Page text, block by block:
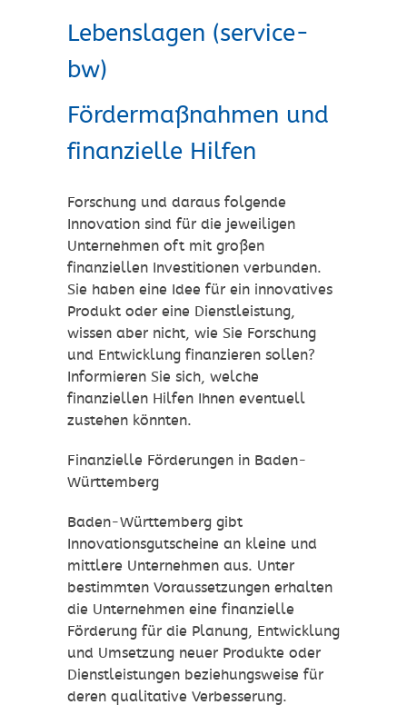
Lebenslagen (service-
bw)
Fördermaßnahmen und
finanzielle Hilfen
Forschung und daraus folgende
Innovation sind für die jeweiligen
Unternehmen oft mit großen
finanziellen Investitionen verbunden.
Sie haben eine Idee für ein innovatives
Produkt oder eine Dienstleistung,
wissen aber nicht, wie Sie Forschung
und Entwicklung finanzieren sollen?
Informieren Sie sich, welche
finanziellen Hilfen Ihnen eventuell
zustehen könnten.
Finanzielle Förderungen in Baden-
Württemberg
Baden-Württemberg gibt
Innovationsgutscheine an kleine und
mittlere Unternehmen aus. Unter
bestimmten Voraussetzungen erhalten
die Unternehmen eine finanzielle
Förderung für die Planung, Entwicklung
und Umsetzung neuer Produkte oder
Dienstleistungen beziehungsweise für
deren qualitative Verbesserung.